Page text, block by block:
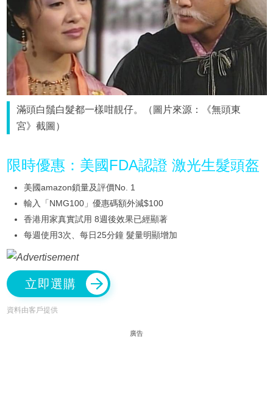
滿頭白鬚白髮都一樣咁靚仔。（圖片來源：《無頭東
宮》截圖）
限時優惠：美國FDA認證 激光生髮頭盔
美國amazon鎖量及評價No. 1
輸入「NMG100」優惠碼額外減$100
香港用家真實試用 8週後效果已經顯著
每週使用3次、每日25分鐘 髮量明顯增加
立即選購
資料由客戶提供
廣告